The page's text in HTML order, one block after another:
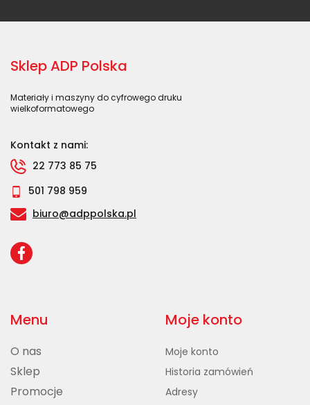
Sklep ADP Polska
Materiały i maszyny do cyfrowego druku
wielkoformatowego
Kontakt z nami:
22 773 85 75
501 798 959
biuro@adppolska.pl
Menu
O nas
Sklep
Promocje
Moje konto
Moje konto
Historia zamówień
Adresy